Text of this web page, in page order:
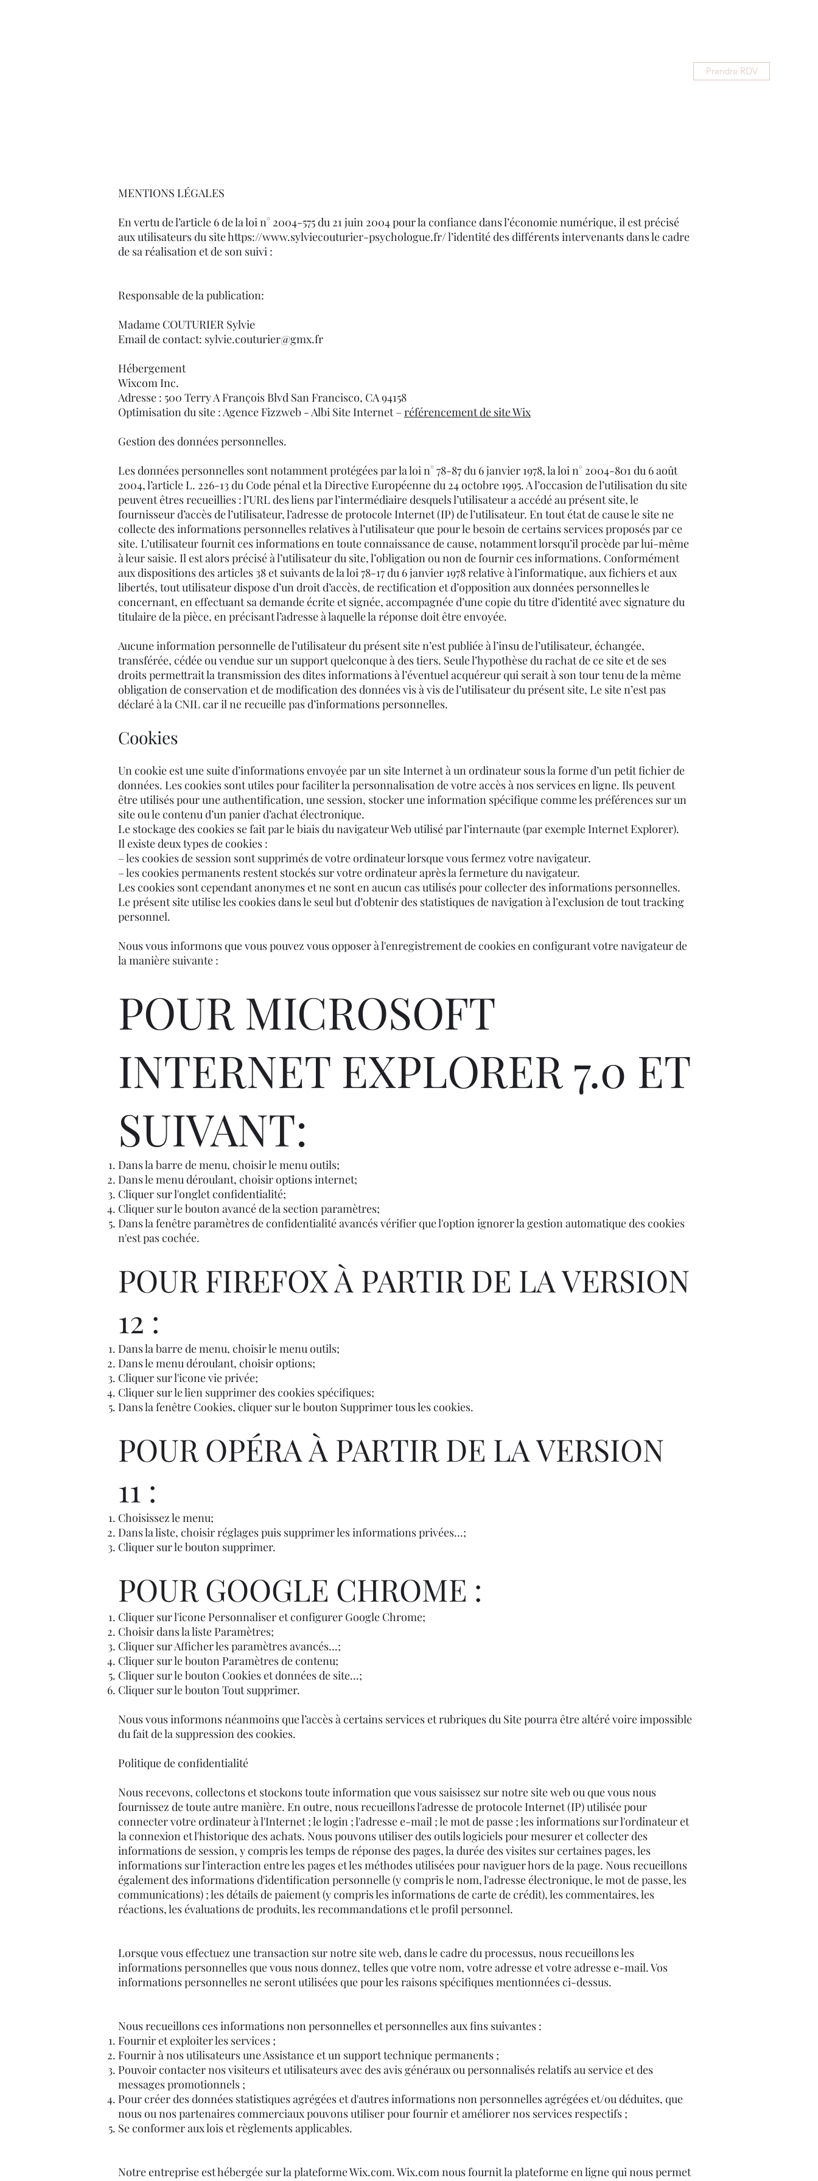
Prendre RDV
MENTIONS LÉGALES
En vertu de l’article 6 de la loi n° 2004-575 du 21 juin 2004 pour la confiance dans l’économie numérique, il est précisé
aux utilisateurs du sitehttps://www.sylviecouturier-psychologue.fr/l’identité des différents intervenants dans le cadre
de sa réalisation et de son suivi :
Responsable de la publication:
Madame COUTURIER Sylvie
Email de contact: sylvie.couturier@gmx.fr
Hébergement
Wixcom Inc.
Adresse : 500 Terry A François Blvd San Francisco, CA 94158
Optimisation du site : Agence Fizzweb - Albi Site Internet –référencement de site Wix
Gestion des données personnelles.
Les données personnelles sont notamment protégées par la loi n° 78-87 du 6 janvier 1978, la loi n° 2004-801 du 6 août
2004, l’article L. 226-13 du Code pénal et la Directive Européenne du 24 octobre 1995. A l’occasion de l’utilisation du site
peuvent êtres recueillies : l’URL des liens par l’intermédiaire desquels l’utilisateur a accédé au présent site, le
fournisseur d’accès de l’utilisateur, l’adresse de protocole Internet (IP) de l’utilisateur. En tout état de cause le site ne
collecte des informations personnelles relatives à l’utilisateur que pour le besoin de certains services proposés par ce
site. L’utilisateur fournit ces informations en toute connaissance de cause, notamment lorsqu’il procède par lui-même
à leur saisie. Il est alors précisé à l’utilisateur du site, l’obligation ou non de fournir ces informations. Conformément
aux dispositions des articles 38 et suivants de la loi 78-17 du 6 janvier 1978 relative à l’informatique, aux fichiers et aux
libertés, tout utilisateur dispose d’un droit d’accès, de rectification et d’opposition aux données personnelles le
concernant, en effectuant sa demande écrite et signée, accompagnée d’une copie du titre d’identité avec signature du
titulaire de la pièce, en précisant l’adresse à laquelle la réponse doit être envoyée.
Aucune information personnelle de l’utilisateur du présent site n’est publiée à l’insu de l’utilisateur, échangée,
transférée, cédée ou vendue sur un support quelconque à des tiers. Seule l’hypothèse du rachat de ce site et de ses
droits permettrait la transmission des dites informations à l’éventuel acquéreur qui serait à son tour tenu de la même
obligation de conservation et de modification des données vis à vis de l’utilisateur du présent site, Le site n’est pas
déclaré à la CNIL car il ne recueille pas d’informations personnelles.
Cookies
Un cookie est une suite d’informations envoyée par un site Internet à un ordinateur sous la forme d’un petit fichier de
données. Les cookies sont utiles pour faciliter la personnalisation de votre accès à nos services en ligne. Ils peuvent
être utilisés pour une authentification, une session, stocker une information spécifique comme les préférences sur un
site ou le contenu d’un panier d’achat électronique.
Le stockage des cookies se fait par le biais du navigateur Web utilisé par l’internaute (par exemple Internet Explorer).
Il existe deux types de cookies :
– les cookies de session sont supprimés de votre ordinateur lorsque vous fermez votre navigateur.
– les cookies permanents restent stockés sur votre ordinateur après la fermeture du navigateur.
Les cookies sont cependant anonymes et ne sont en aucun cas utilisés pour collecter des informations personnelles.
Le présent site utilise les cookies dans le seul but d’obtenir des statistiques de navigation à l’exclusion de tout tracking
personnel.
Nous vous informons que vous pouvez vous opposer à l'enregistrement de cookies en configurant votre navigateur de
la manière suivante :
POUR MICROSOFT
INTERNET EXPLORER 7.0 ET
SUIVANT:
Dans la barre de menu, choisir le menu outils;
Dans le menu déroulant, choisir options internet;
Cliquer sur l'onglet confidentialité;
Cliquer sur le bouton avancé de la section paramètres;
Dans la fenêtre paramètres de confidentialité avancés vérifier que l'option ignorer la gestion automatique des cookies
n'est pas cochée.
POUR FIREFOX À PARTIR DE LA VERSION
12 :
Dans la barre de menu, choisir le menu outils;
Dans le menu déroulant, choisir options;
Cliquer sur l'icone vie privée;
Cliquer sur le lien supprimer des cookies spécifiques;
Dans la fenêtre Cookies, cliquer sur le bouton Supprimer tous les cookies.
POUR OPÉRA À PARTIR DE LA VERSION
11 :
Choisissez le menu;
Dans la liste, choisir réglages puis supprimer les informations privées...;
Cliquer sur le bouton supprimer.
POUR GOOGLE CHROME :
Cliquer sur l'icone Personnaliser et configurer Google Chrome;
Choisir dans la liste Paramètres;
Cliquer sur Afficher les paramètres avancés...;
Cliquer sur le bouton Paramètres de contenu;
Cliquer sur le bouton Cookies et données de site...;
Cliquer sur le bouton Tout supprimer.
Nous vous informons néanmoins que l’accès à certains services et rubriques du Site pourra être altéré voire impossible
du fait de la suppression des cookies.
Politique de confidentialité
Nous recevons, collectons et stockons toute information que vous saisissez sur notre site web ou que vous nous
fournissez de toute autre manière. En outre, nous recueillons l'adresse de protocole Internet (IP) utilisée pour
connecter votre ordinateur à l'Internet ; le login ; l'adresse e-mail ; le mot de passe ; les informations sur l'ordinateur et
la connexion et l'historique des achats. Nous pouvons utiliser des outils logiciels pour mesurer et collecter des
informations de session, y compris les temps de réponse des pages, la durée des visites sur certaines pages, les
informations sur l'interaction entre les pages et les méthodes utilisées pour naviguer hors de la page. Nous recueillons
également des informations d'identification personnelle (y compris le nom, l'adresse électronique, le mot de passe, les
communications) ; les détails de paiement (y compris les informations de carte de crédit), les commentaires, les
réactions, les évaluations de produits, les recommandations et le profil personnel.
Lorsque vous effectuez une transaction sur notre site web, dans le cadre du processus, nous recueillons les
informations personnelles que vous nous donnez, telles que votre nom, votre adresse et votre adresse e-mail. Vos
informations personnelles ne seront utilisées que pour les raisons spécifiques mentionnées ci-dessus.
Nous recueillons ces informations non personnelles et personnelles aux fins suivantes :
Fournir et exploiter les services ;
Fournir à nos utilisateurs une Assistance et un support technique permanents ;
Pouvoir contacter nos visiteurs et utilisateurs avec des avis généraux ou personnalisés relatifs au service et des
messages promotionnels ;
Pour créer des données statistiques agrégées et d'autres informations non personnelles agrégées et/ou déduites, que
nous ou nos partenaires commerciaux pouvons utiliser pour fournir et améliorer nos services respectifs ;
Se conformer aux lois et règlements applicables.
Notre entreprise est hébergée sur la plateforme Wix.com. Wix.com nous fournit la plateforme en ligne qui nous permet